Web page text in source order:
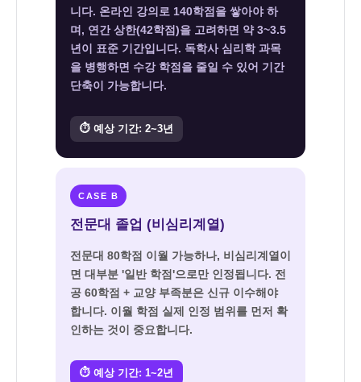
니다. 온라인 강의로 140학점을 쌓아야 하
며, 연간 상한(42학점)을 고려하면 약 3~3.5
년이 표준 기간입니다. 독학사 심리학 과목
을 병행하면 수강 학점을 줄일 수 있어 기간
단축이 가능합니다.
⏱ 예상 기간: 2~3년
CASE B
전문대 졸업 (비심리계열)
전문대 80학점 이월 가능하나, 비심리계열이
면 대부분 '일반 학점'으로만 인정됩니다. 전
공 60학점 + 교양 부족분은 신규 이수해야
합니다. 이월 학점 실제 인정 범위를 먼저 확
인하는 것이 중요합니다.
⏱ 예상 기간: 1~2년